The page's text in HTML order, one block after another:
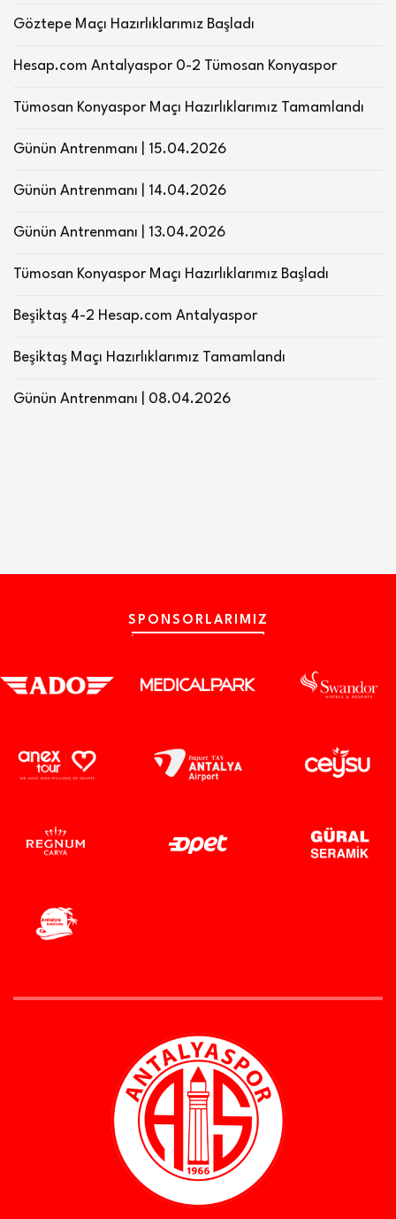
Göztepe Maçı Hazırlıklarımız Başladı
Hesap.com Antalyaspor 0-2 Tümosan Konyaspor
Tümosan Konyaspor Maçı Hazırlıklarımız Tamamlandı
Günün Antrenmanı | 15.04.2026
Günün Antrenmanı | 14.04.2026
Günün Antrenmanı | 13.04.2026
Tümosan Konyaspor Maçı Hazırlıklarımız Başladı
Beşiktaş 4-2 Hesap.com Antalyaspor
Beşiktaş Maçı Hazırlıklarımız Tamamlandı
Günün Antrenmanı | 08.04.2026
SPONSORLARIMIZ